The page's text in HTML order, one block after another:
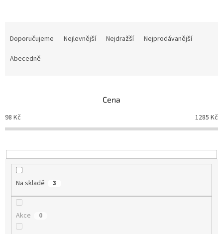
o
d
k
t
Doporučujeme Nejlevnější Nejdražší
Nejprodávanější
Abecedně
Cena
98 Kč 1285 Kč
Na skladě 3
Akce 0